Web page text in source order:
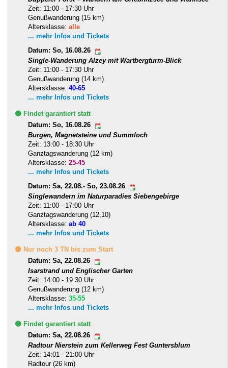
Zeit: 11:00 - 17:30 Uhr
Genußwanderung (15 km)
Altersklasse: alle
... mehr Infos und Tickets
Datum: So, 16.08.26
Single-Wanderung Alzey mit Wartbergturm-Blick
Zeit: 11:00 - 17:30 Uhr
Genußwanderung (14 km)
Altersklasse: 40-65
... mehr Infos und Tickets
🟢 Findet garantiert statt
Datum: So, 16.08.26
Burgen, Magnetsteine und Summloch
Zeit: 13:00 - 18:30 Uhr
Ganztagswanderung (12 km)
Altersklasse: 25-45
... mehr Infos und Tickets
Datum: Sa, 22.08.- So, 23.08.26
Singlewandern im Naturparadies Siebengebirge
Zeit: 11:00 - 17:00 Uhr
Ganztagswanderung (12,10)
Altersklasse: ab 40
... mehr Infos und Tickets
🟡 Nur noch 3 TN bis zum Start
Datum: Sa, 22.08.26
Isarstrand und Englischer Garten
Zeit: 14:00 - 19:30 Uhr
Genußwanderung (12 km)
Altersklasse: 35-55
... mehr Infos und Tickets
🟢 Findet garantiert statt
Datum: Sa, 22.08.26
Radtour Nierstein zum Kellerweg Fest Guntersblum
Zeit: 14:01 - 21:00 Uhr
Radtour (26 km)